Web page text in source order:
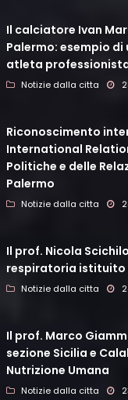
Il calciatore Ivan
Palermo: esempio
atleta
Notizie dalla citta
Riconoscimento
International
Politiche e delle
Palermo
Notizie dalla citta
Il prof. Nicola
respiratoria istituito
Notizie dalla citta
Il prof. Marco
sezione Sicilia e
Nutrizione Umana
Notizie dalla citta